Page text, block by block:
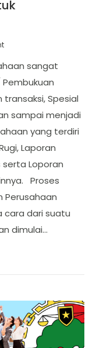
sangat
Spesial
sampai menjadi
yang terdiri
Laporan
serta Loporan
Proses
Perusahaan
dari suatu
dimulai…